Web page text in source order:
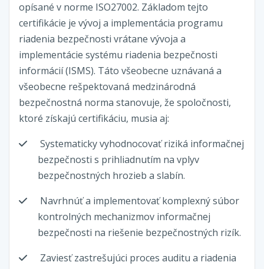
opísané v norme ISO27002. Základom tejto
certifikácie je vývoj a implementácia programu
riadenia bezpečnosti vrátane vývoja a
implementácie systému riadenia bezpečnosti
informácií (ISMS). Táto všeobecne uznávaná a
všeobecne rešpektovaná medzinárodná
bezpečnostná norma stanovuje, že spoločnosti,
ktoré získajú certifikáciu, musia aj:
Systematicky vyhodnocovať riziká informačnej
bezpečnosti s prihliadnutím na vplyv
bezpečnostných hrozieb a slabín.
Navrhnúť a implementovať komplexný súbor
kontrolných mechanizmov informačnej
bezpečnosti na riešenie bezpečnostných rizík.
Zaviesť zastrešujúci proces auditu a riadenia